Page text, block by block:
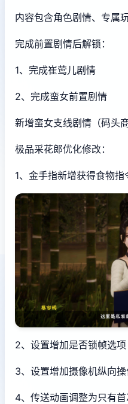
内容包含角色剧情、专属
完成前置剧情后解锁：
1、完成崔莺儿剧情
2、完成蛮女前置剧情
新增蛮女支线剧情（码头
极品采花郎优化修改：
1、金手指新增获得食物指
2、设置增加是否锁帧选项
3、设置增加摄像机纵向
4、传送动画调整为只有